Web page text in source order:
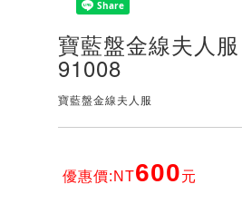
寶藍盤金線夫人
91008
寶藍盤金線夫人服
優惠價:NT600元